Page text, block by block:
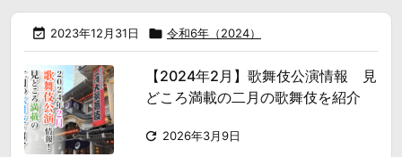
 2023年12月31日  令和6年（2024）
【2024年2月】歌舞伎公演情報 見
どころ満載の二月の歌舞伎を紹介
 2026年3月9日